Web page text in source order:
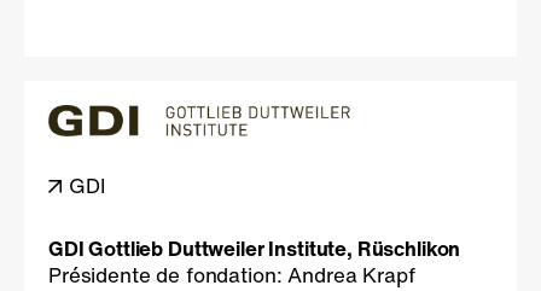
GDI
GDI Gottlieb Duttweiler Institute, Rüschlikon
Présidente de fondation: Andrea Krapf